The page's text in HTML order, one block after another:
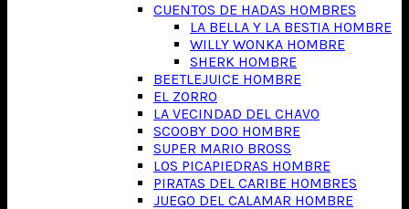
CUENTOS DE HADAS HOMBRES
LA BELLA Y LA BESTIA HOMBRE
WILLY WONKA HOMBRE
SHERK HOMBRE
BEETLEJUICE HOMBRE
EL ZORRO
LA VECINDAD DEL CHAVO
SCOOBY DOO HOMBRE
SUPER MARIO BROSS
LOS PICAPIEDRAS HOMBRE
PIRATAS DEL CARIBE HOMBRES
JUEGO DEL CALAMAR HOMBRE